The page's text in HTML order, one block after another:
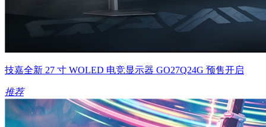
技嘉全新 27 寸 WOLED 电竞显示器 GO27Q24G 预售开启
推荐